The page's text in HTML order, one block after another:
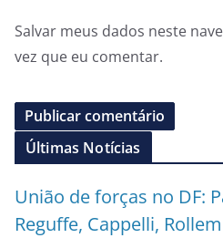
Salvar meus dados neste
vez que eu comentar.
Últimas Notícias
União de forças no DF:
Reguffe, Cappelli,